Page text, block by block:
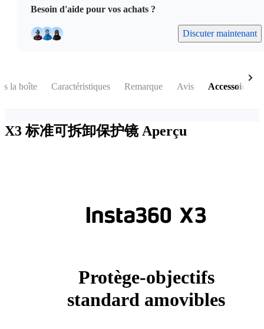
Besoin d'aide pour vos achats ?
Discuter maintenant
la boîte Caractéristiques Remarque Avis Accessoires
X3 标准可拆卸保护镜 Aperçu
Protège-objectifs
standard amovibles